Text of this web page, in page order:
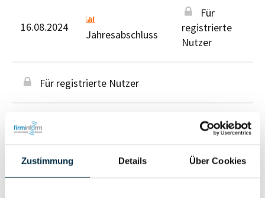
Zustimmung Details Über Cookies
16.08.2024
Jahresabschluss
Für
registrierte
Nutzer
Für registrierte Nutzer
Personen im Unternehmen